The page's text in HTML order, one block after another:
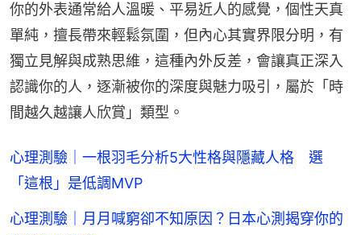
你的外表通常給人溫暖、平易近人的感覺，個性天真
單純，擅長帶來輕鬆氛圍，但內心其實界限分明，有
獨立見解與成熟思維，這種內外反差，會讓真正深入
認識你的人，逐漸被你的深度與魅力吸引，屬於「時
間越久越讓人欣賞」類型。
心理測驗｜一根羽毛分析5大性格與隱藏人格 選
「這根」是低調MVP
心理測驗｜月月喊窮卻不知原因？日本心測揭穿你的